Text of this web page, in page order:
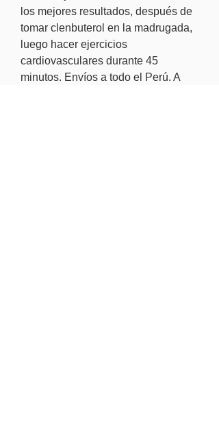
los mejores resultados, después de
tomar clenbuterol en la madrugada,
luego hacer ejercicios
cardiovasculares durante 45
minutos. Envíos a todo el Perú. A